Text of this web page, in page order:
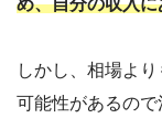
め、自分の収入
しかし、相場よ
可能性があるので